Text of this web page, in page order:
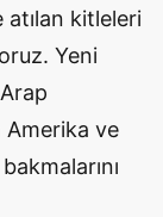
atılan kitleleri
Yeni
Amerika ve